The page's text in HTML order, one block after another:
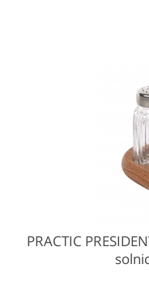
PRACTIC